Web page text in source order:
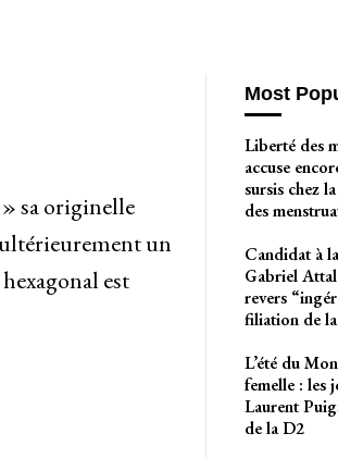
sa originelle
un
est
Most
Liberté des
accuse
sursis chez
des
Candidat à
Gabriel
revers
filiation de
L’été du
femelle : les
Laurent
de la D2